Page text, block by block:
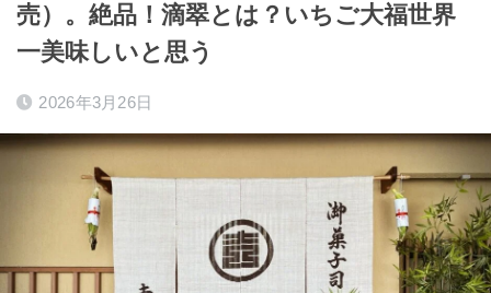
売）。絶品！滴翠とは？いちご大福世界
一美味しいと思う
2026年3月26日